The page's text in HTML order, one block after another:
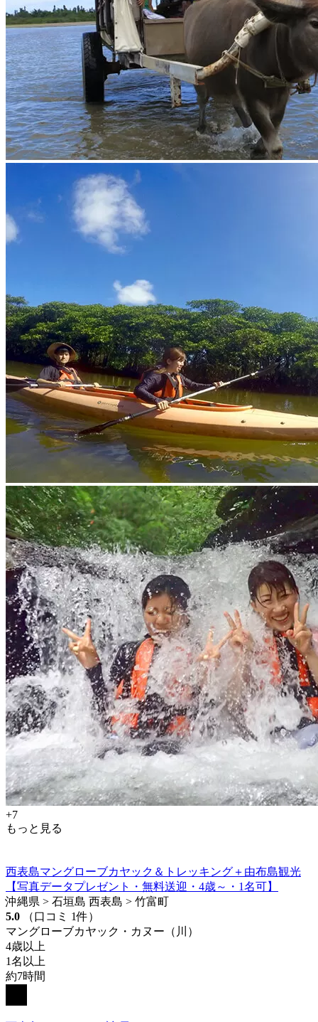
+7
もっと見る
西表島マングローブカヤック＆トレッキング＋由布島観光
【写真データプレゼント・無料送迎・4歳～・1名可】
沖縄県 > 石垣島 西表島 > 竹富町
5.0
（口コミ 1件）
マングローブカヤック・カヌー（川）
4歳以上
1名以上
約7時間